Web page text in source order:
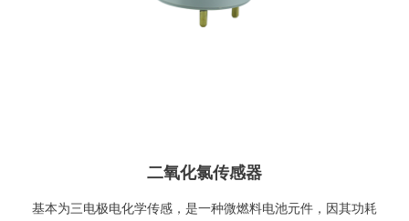
二氧化氯传感器
基本为三电极电化学传感，是一种微燃料电池元件，因其功耗